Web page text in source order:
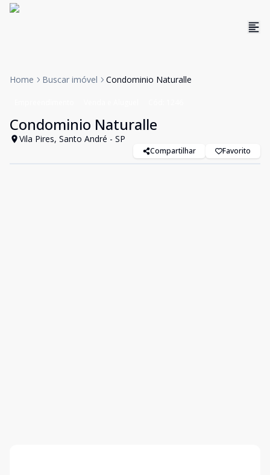
Home Buscar imóvel Condominio Naturalle
Condominio Naturalle
Vila Pires, Santo André - SP
Compartilhar Favorito